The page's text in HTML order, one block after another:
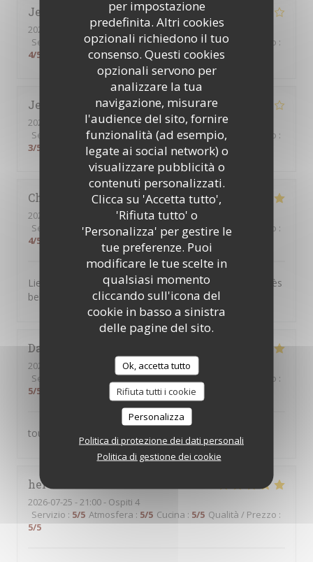
per impostazione
predefinita. Altri cookies
opzionali richiedono il tuo
consenso. Questi cookies
opzionali servono per
analizzare la tua
navigazione, misurare
l'audience del sito, fornire
funzionalità (ad esempio,
legate ai social network) o
visualizzare pubblicità o
contenuti personalizzati.
Clicca su 'Accetta tutto',
'Rifiuta tutto' o
'Personalizza' per gestire le
tue preferenze. Puoi
modificare le tue scelte in
qualsiasi momento
cliccando sull'icona del
cookie in basso a sinistra
delle pagine del sito.
Ok, accetta tutto
Rifiuta tutti i cookie
Personalizza
Politica di protezione dei dati personali
Politica di gestione dei cookie
Jenny
2026-08-01
- 13:00 - Ospiti 2
Servizio
/5 Atmosfera: 4/5 Cucina:5/5 Qualità / Prezzo :
4/5
Jean-Marc B
2026-07-30
- 12:00 - Ospiti 4
Servizio
Atmosfera:4/5 Cucina:5/5 Qualità / Prezzo :
3/5
Christel
2026-07-25
- 13:00 - Ospiti 3
Servizio
/5 Atmosfera:5/5 Cucina: 4/5 Qualità / Prezzo :
4/5
Lieu très agréable. Personnel souriant et à l’écoute. Très
belle expérience.
Daniel
2026-07-26
- 12:30 - Ospiti 2
Servizio
Atmosfera:5/5 Cucina:5/5 Qualità / Prezzo :
5/5
toujours satisfait
hervé
2026-07-25 - 21:00 - Ospiti 4
Servizio : 5/5 Atmosfera : 5/5 Cucina : 5/5 Qualità / Prezzo :
5/5